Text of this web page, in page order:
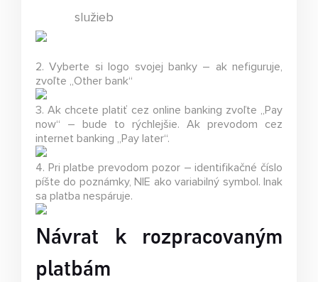
služieb
2. Vyberte si logo svojej banky– ak nefiguruje,
zvoľte „Other bank“
3. Ak chcete platiť cez online banking zvoľte „Pay
now“ – bude to rýchlejšie. Ak prevodom cez
internet banking „Pay later“.
4. Pri platbe prevodom pozor– identifikačné číslo
píšte do poznámky, NIE ako variabilný symbol. Inak
sa platba nespáruje.
Návrat k rozpracovaným
platbám